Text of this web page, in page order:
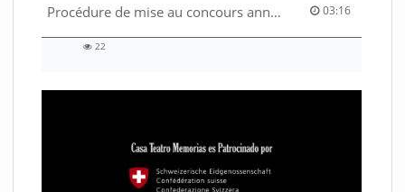
Procédure de mise au concours annuelle 2027 - Part. 2 03:16
03:16 duration
22